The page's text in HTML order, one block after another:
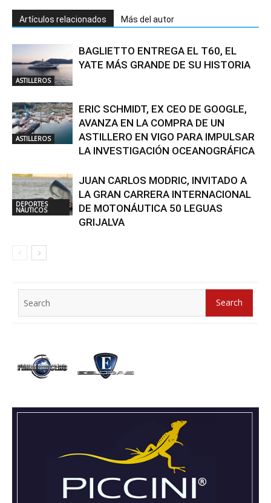
Artículos relacionados Más del autor
ASTILLEROS
BAGLIETTO ENTREGA EL T60, EL
YATE MÁS GRANDE DE SU HISTORIA
ASTILLEROS
ERIC SCHMIDT, EX CEO DE GOOGLE,
AVANZA EN LA COMPRA DE UN
ASTILLERO EN VIGO PARA IMPULSAR
LA INVESTIGACIÓN OCEANOGRÁFICA
DEPORTES
NÁUTICOS
JUAN CARLOS MODRIC, INVITADO A
LA GRAN CARRERA INTERNACIONAL
DE MOTONÁUTICA 50 LEGUAS
GRIJALVA
for:
Search